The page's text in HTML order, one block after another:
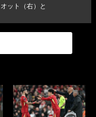
オット（右）と